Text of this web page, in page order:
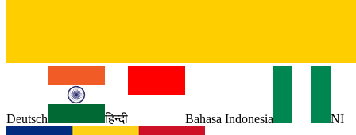
Deutsch हिन्दी Bahasa Indonesia NI